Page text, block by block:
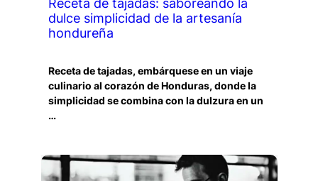
Receta de tajadas: saboreando la
dulce simplicidad de la artesanía
hondureña
Receta de tajadas, embárquese en un viaje
culinario al corazón de Honduras, donde la
simplicidad se combina con la dulzura en un
…